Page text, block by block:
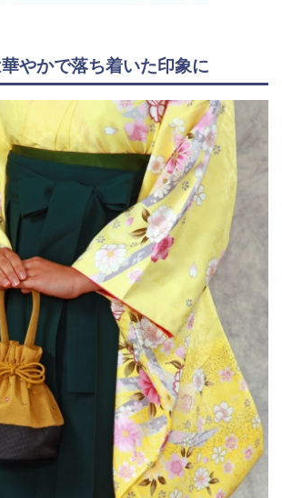
やかで落ち着いた印象に